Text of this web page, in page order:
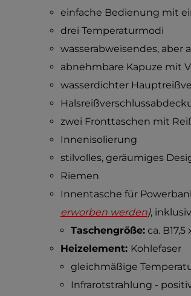
einfache Bedienung mit
drei Temperaturmodi
wasserabweisendes, aber
abnehmbare Kapuze mit
wasserdichter
zwei Fronttaschen mit
Innenisolierung
stilvolles, geräumiges
Riemen
Innentasche für
erworben werden),
Taschengröße: ca. B17,5
Heizelement: Kohlefaser
gleichmäßige
Infrarotstrahlung -